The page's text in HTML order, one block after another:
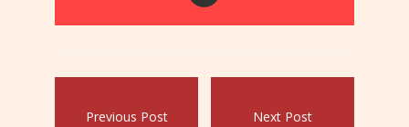
Previous Post Next Post